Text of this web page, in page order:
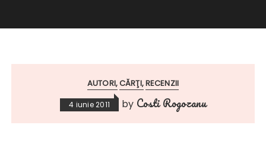
AUTORI CĂRŢI RECENZII
4 iunie 2011 by Costi Rogozanu